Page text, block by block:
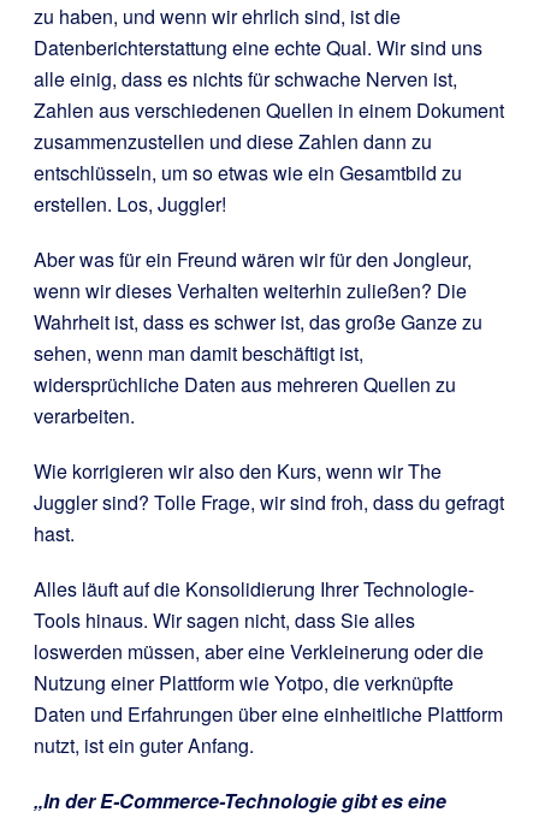
zu haben, und wenn wir ehrlich sind, ist die
Datenberichterstattung eine echte Qual. Wir sind uns
alle einig, dass es nichts für schwache Nerven ist,
Zahlen aus verschiedenen Quellen in einem Dokument
zusammenzustellen und diese Zahlen dann zu
entschlüsseln, um so etwas wie ein Gesamtbild zu
erstellen. Los, Juggler!
Aber was für ein Freund wären wir für den Jongleur,
wenn wir dieses Verhalten weiterhin zuließen? Die
Wahrheit ist, dass es schwer ist, das große Ganze zu
sehen, wenn man damit beschäftigt ist,
widersprüchliche Daten aus mehreren Quellen zu
verarbeiten.
Wie korrigieren wir also den Kurs, wenn wir The
Juggler sind? Tolle Frage, wir sind froh, dass du gefragt
hast.
Alles läuft auf die Konsolidierung Ihrer Technologie-
Tools hinaus. Wir sagen nicht, dass Sie alles
loswerden müssen, aber eine Verkleinerung oder die
Nutzung einer Plattform wie Yotpo, die verknüpfte
Daten und Erfahrungen über eine einheitliche Plattform
nutzt, ist ein guter Anfang.
„In der E-Commerce-Technologie gibt es eine